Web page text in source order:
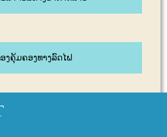
ງຄຸ້ມຄອງທາງລົດໄຟ